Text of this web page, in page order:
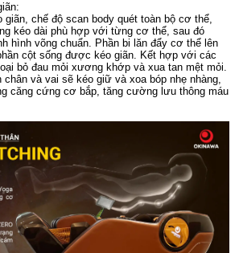
giãn, chế độ scan body quét toàn bộ cơ thể,
kéo dài phù hợp với từng cơ thể, sau đó
hình võng chuẩn. Phần bi lăn đẩy cơ thể lên
cột sống được kéo giãn. Kết hợp với các
bỏ đau mỏi xương khớp và xua tan mệt mỏi.
và vai sẽ kéo giữ và xoa bóp nhẹ nhàng,
căng cứng cơ bắp, tăng cường lưu thông máu